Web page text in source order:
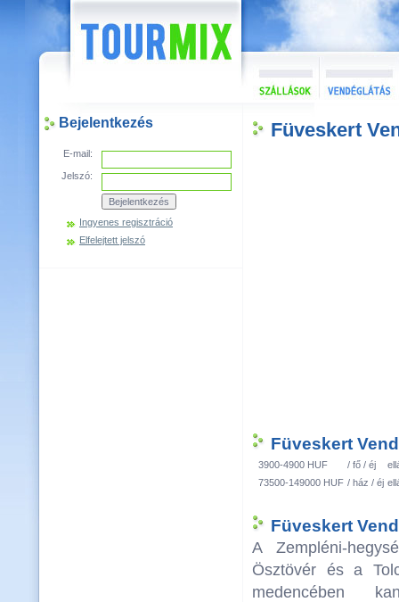
Bejelentkezés
E-mail:
Jelszó:
Ingyenes regisztráció
Elfelejtett jelszó
Füveskert
Füveskert
3900-4900 HUF / fő / éj
73500-149000 HUF / ház / éj
Füveskert
A Zempléni-
Ösztövér és a
medencében